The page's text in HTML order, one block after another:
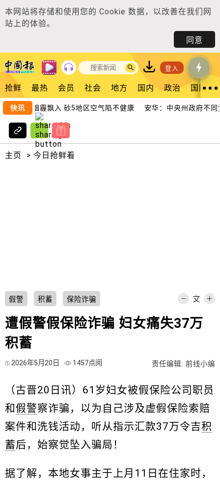
本网站将存储和使用您的 Cookie 数据，以改善在我们网
站上的体验。
同意
登入
抢鲜 最热 会员 社会 地方 国内 政治 国际
快讯
林火烟霾飘入 砂5地区空气陷不健康 安华：中央州政府不同
主页 > 今日抢鲜看
假警 积蓄 保险诈骗
遭假警假保险诈骗 妇女痛失37万
积蓄
2026年5月20日 1457点阅 责任编辑: 前线小编
（古晋20日讯）61岁妇女被假保险公司职员
和假警察诈骗，以为自己涉及虚假保险索赔
案件和洗钱活动，听从指示汇款37万令吉积
蓄后，始察觉坠入骗局！
据了解，本地女事主于上月11日在住家时，